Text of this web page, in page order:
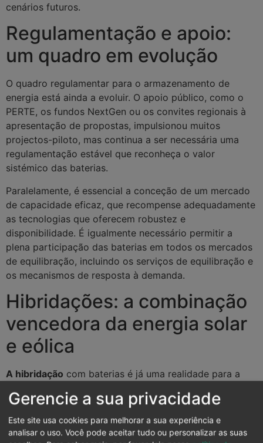
cenários futuros.
Regulamentação e apoio:
um quadro em evolução
O quadro regulamentar para o armazenamento de
energia está ainda a evoluir. O apoio público, como o
PERTE, os fundos NextGen ou os convites regionais à
apresentação de propostas, impulsionou muitos
projectos-piloto, mas continua a ser necessária uma
regulamentação estável que reconheça o valor
sistémico das baterias.
Paralelamente, é essencial a conceção de um mercado
de capacidade eficaz, que recompense adequadamente
as tecnologias que oferecem robustez e
disponibilidade. É igualmente necessário permitir a
plena participação das baterias em todos os mercados
de equilibração, incluindo os serviços de equilibração e
os mecanismos de resposta à demanda.
Hibridações: a combinação
vencedora da energia solar
e eólica
A hibridação com baterias é já uma realidade para a
aplicada em projectoseólicos. A combinação de
tecnologias permite suavizar a produção, aumentar o
fator de capacidade do ponto de ligação e melhorar a
Gerencie a sua privacidade
Este site usa cookies para melhorar a sua experiência e
analisar o uso. Você pode aceitar tudo ou personalizar as suas